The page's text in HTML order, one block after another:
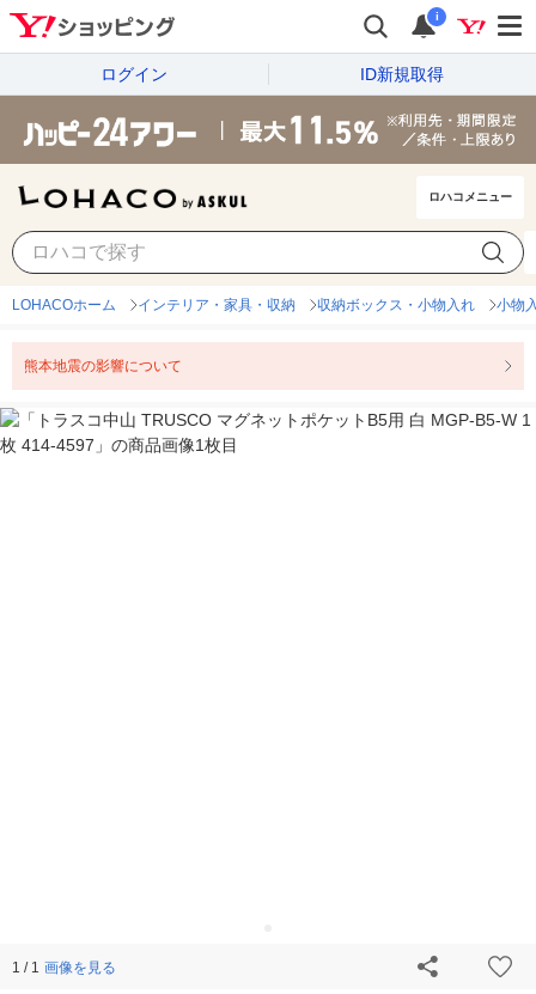
i
ログイン ID新規取得
ロハコメニュー
LOHACOホーム インテリア・家具・収納 収納ボックス・小物入れ 小物
熊本地震の影響について
1 / 1 画像を見る